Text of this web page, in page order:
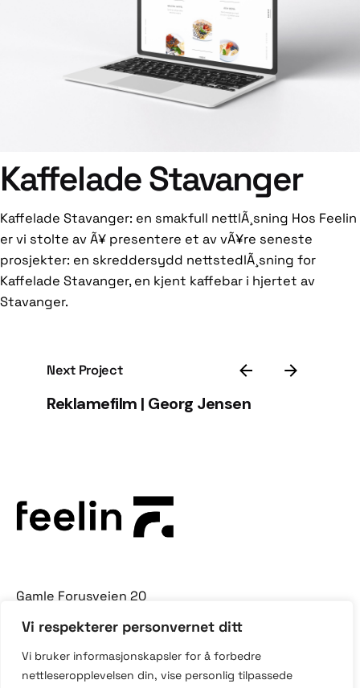
Vi respekterer personvernet ditt
Vi bruker informasjonskapsler for å forbedre
nettleseropplevelsen din, vise personlig tilpassede
Kaffelade Stavanger
Kaffelade Stavanger: en smakfull nettlÃ¸sning Hos Feelin
er vi stolte av Ã¥ presentere et av vÃ¥re seneste
prosjekter: en skreddersydd nettstedlÃ¸sning for
Kaffelade Stavanger, en kjent kaffebar i hjertet av
Stavanger.
Next Project
Reklamefilm | Georg Jensen
Gamle Forusveien 20
+ 47 46 415 415